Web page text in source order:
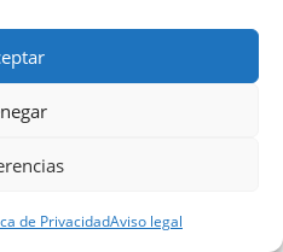
de PrivacidadAviso legal